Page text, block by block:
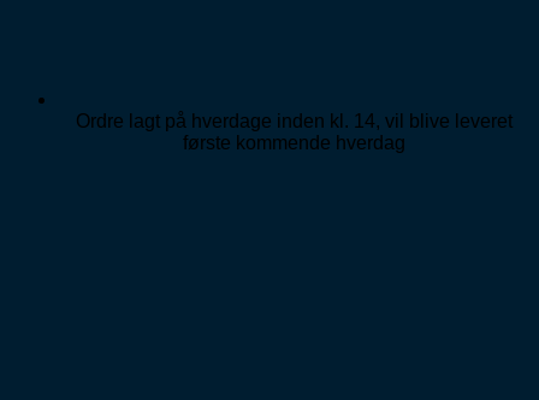
Ordre lagt på hverdage inden kl. 14, vil blive leveret
første kommende hverdag